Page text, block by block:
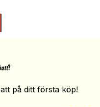
?
på ditt första köp!